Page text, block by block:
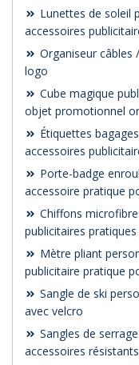
Lunettes de soleil
accessoires
Organiseur câbles
logo
Cube magique
objet promotionnel
Étiquettes
accessoires
Porte-badge
accessoire pratique
Chiffons
publicitaires
Mètre pliant
publicitaire pratique
Sangle de ski
avec velcro
Sangles de
accessoires